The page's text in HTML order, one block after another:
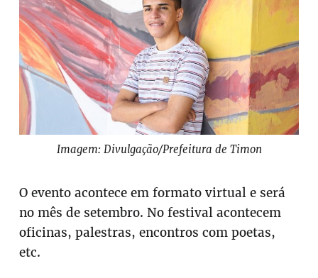
Imagem: Divulgação/Prefeitura de Timon
O evento acontece em formato virtual e será
no mês de setembro. No festival acontecem
oficinas, palestras, encontros com poetas,
etc.